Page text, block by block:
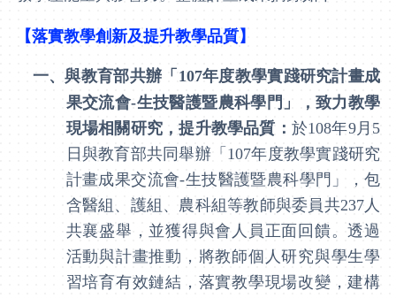
【落實教學創新及提升教學品質】
一、與教育部共辦「 107年度教學實踐研究計畫成
果交流會-生技醫護暨農科學門」，致力教學
現場相關研究，提升教學品質： 於108年9月 5
日與教育部共同舉辦「 107年度教學實踐研究
計畫成果交流會-生技醫護暨農科學門」，包
含醫組、護組、農科組等教師與委員共237人
共襄盛舉，並獲得與會人員正面回饋。透過
活動與計畫推動，將教師個人研究與學生學
習培育有效鏈結，落實教學現場改變，建構